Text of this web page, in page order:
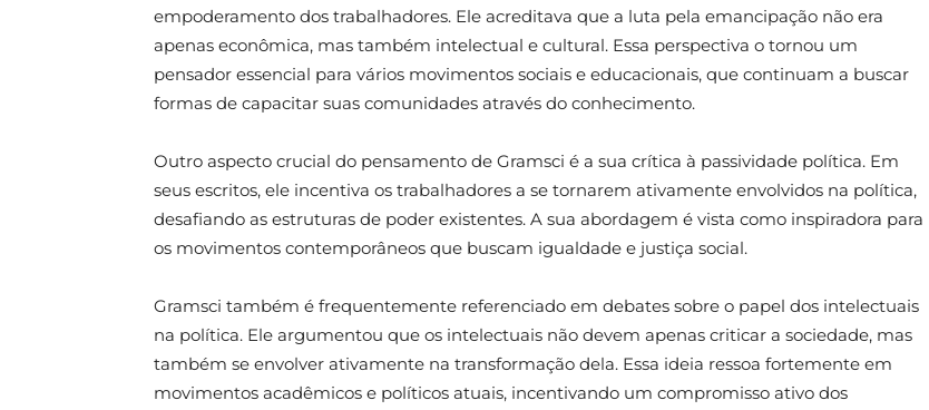
empoderamento dos trabalhadores. Ele acreditava que a luta pela emancipação não era
apenas econômica, mas também intelectual e cultural. Essa perspectiva o tornou um
pensador essencial para vários movimentos sociais e educacionais, que continuam a buscar
formas de capacitar suas comunidades através do conhecimento.
Outro aspecto crucial do pensamento de Gramsci é a sua crítica à passividade política. Em
seus escritos, ele incentiva os trabalhadores a se tornarem ativamente envolvidos na política,
desafiando as estruturas de poder existentes. A sua abordagem é vista como inspiradora para
os movimentos contemporâneos que buscam igualdade e justiça social.
Gramsci também é frequentemente referenciado em debates sobre o papel dos intelectuais
na política. Ele argumentou que os intelectuais não devem apenas criticar a sociedade, mas
também se envolver ativamente na transformação dela. Essa ideia ressoa fortemente em
movimentos acadêmicos e políticos atuais, incentivando um compromisso ativo dos